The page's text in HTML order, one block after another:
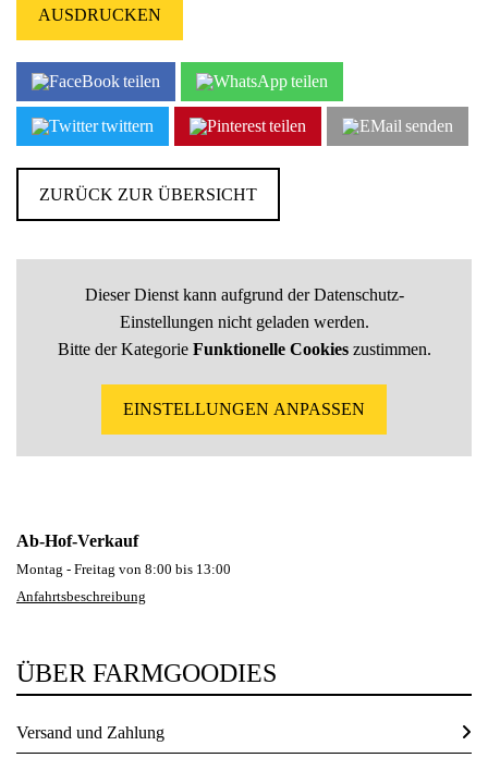
AUSDRUCKEN
teilen teilen
twittern teilen senden
ZURÜCK ZUR ÜBERSICHT
Dieser Dienst kann aufgrund der Datenschutz-
Einstellungen nicht geladen werden.
Bitte der Kategorie Funktionelle Cookieszustimmen.
EINSTELLUNGEN ANPASSEN
Ab-Hof-Verkauf
Montag - Freitag von 8:00 bis 13:00
Anfahrtsbeschreibung
ÜBER FARMGOODIES
Versand und Zahlung